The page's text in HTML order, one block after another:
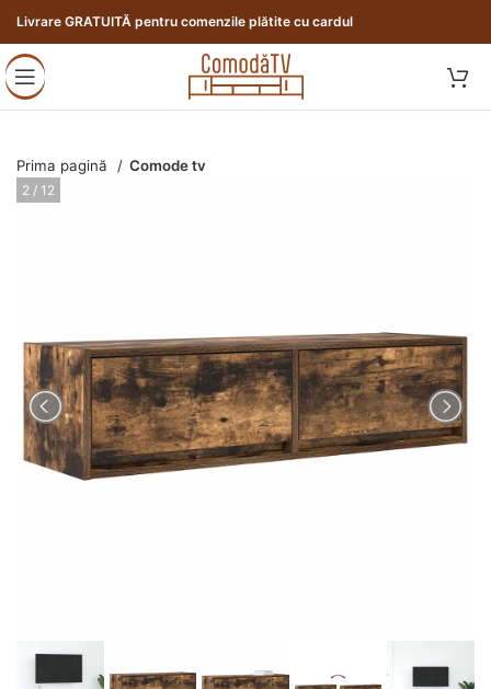
Livrare GRATUITĂ pentru comenzile plătite cu cardul
Prima pagină Comode tv
3 / 12